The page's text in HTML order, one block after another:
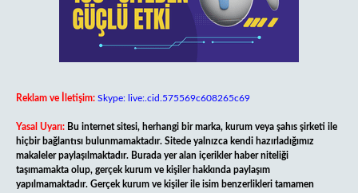
Reklam ve İletişim: Skype: live:.cid.575569c608265c69
Yasal Uyarı: Bu internet sitesi, herhangi bir marka, kurum veya şahıs şirketi ile
hiçbir bağlantısı bulunmamaktadır. Sitede yalnızca kendi hazırladığımız
makaleler paylaşılmaktadır. Burada yer alan içerikler haber niteliği
taşımamakta olup, gerçek kurum ve kişiler hakkında paylaşım
yapılmamaktadır. Gerçek kurum ve kişiler ile isim benzerlikleri tamamen